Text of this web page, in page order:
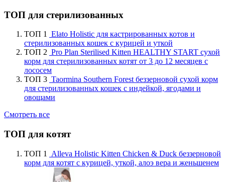
ТОП для стерилизованных
ТОП 1 Elato Holistic для кастрированных котов и
стерилизованных кошек с курицей и уткой
ТОП 2 Pro Plan Sterilised Kitten HEALTHY START сухой
корм для стерилизованных котят от 3 до 12 месяцев с
лососем
ТОП 3 Taormina Southern Forest беззерновой сухой корм
для стерилизованных кошек с индейкой, ягодами и
овощами
Смотреть все
ТОП для котят
ТОП 1
Alleva Holistic Kitten Chicken & Duck беззерновой
корм для котят с курицей, уткой, алоэ вера и женьшенем